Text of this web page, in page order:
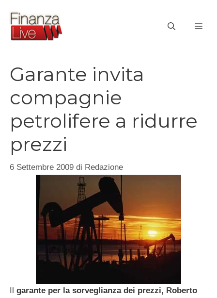
contenuto
Garante invita
compagnie
petrolifere a ridurre
prezzi
6 Settembre 2009 di Redazione
Il garante per la sorveglianza dei prezzi, Roberto